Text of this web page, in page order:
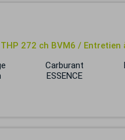
272 ch BVM6 / Entretien
Carburant
ESSENCE